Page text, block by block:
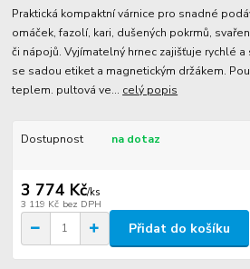
Praktická kompaktní várnice pro snadné
omáček, fazolí, kari, dušených pokrmů,
či nápojů. Vyjímatelný hrnec zajišťuje rychlé
se sadou etiket a magnetickým držákem.
teplem. pultová ve... celý popis
Dostupnost na dotaz
3 774 Kč/ks
3 119 Kč bez DPH
Přidat do košíku